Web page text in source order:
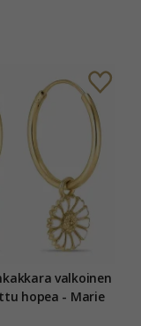
valkoinen
kullattu hopea - Marie